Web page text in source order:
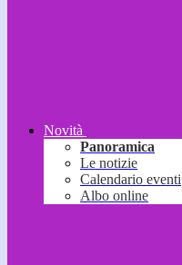
Novità
Panoramica
Le notizie
Calendario eventi
Albo online